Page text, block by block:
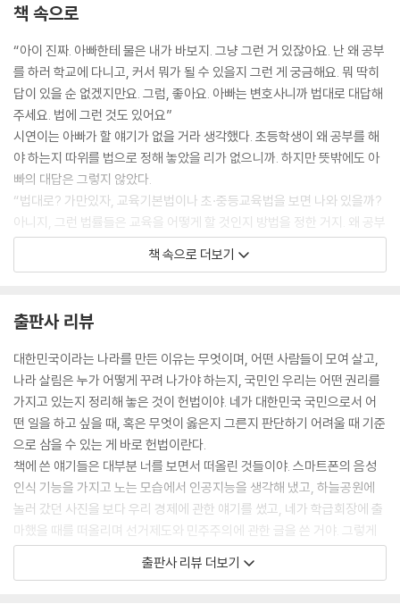
책 속으로
“아이 진짜. 아빠한테 물은 내가 바보지. 그냥 그런 거 있잖아요. 난 왜 공부
를 하러 학교에 다니고, 커서 뭐가 될 수 있을지 그런 게 궁금해요. 뭐 딱히
답이 있을 순 없겠지만요. 그럼, 좋아요. 아빠는 변호사니까 법대로 대답해
주세요. 법에 그런 것도 있어요”
시연이는 아빠가 할 얘기가 없을 거라 생각했다. 초등학생이 왜 공부를 해
야 하는지 따위를 법으로 정해 놓았을 리가 없으니까. 하지만 뜻밖에도 아
빠의 대답은 그렇지 않았다.
“법대로? 가만있자, 교육기본법이나 초·중등교육법을 보면 나와 있을까?
아니지, 그런 법률들은 교육을 어떻게 할 것인지 방법을 정한 거지. 왜 공부
를 하는지는 헌법을 보면 되지. 시연이도 학교에서 헌법에 관해서는 배우
에 나와 있다고요? 그게 무슨 말이죠”
“당연히 나와 있지. 국민의 한 사람으로서 시연이는 행복하게 살 권리가 있
어. 그런데 그러기 위해서는 타고난 능력을 갈고 닦을 수 있는 기회가 주어
져야 하겠지? 그래서 의무교육을 받을 수 있도록 하는 거야. 그것도 무상으
로 말이야. 세상은 빠르게 변하고 있어서 교육은 학교에서 끝나는 게 아니
라 평생 계속 받을 수 있어야 해. 부자 아빠를 만난 사람, 그렇지 못한 사람
도 있겠지만 자기가 하고 싶은 일이 있다면 공부를 해서 할 수 있도록 해주
는 것이 교육이기도 해. 모든 사람이 평등하다고 하는 것도 그렇게 노력해
서 평등해질 수 있는 기회를 줘야 진짜니까. 대한민국은 국민이 나라의 주
인인 민주주의 국가이지. 국민은 선거를 통해 대표자를 뽑아 나라를 운영
하도록 맡기는데, 뭘 알아야 누구를 뽑을지 정하지. 그것도 교육을 받는 이
유가 되겠구나. 누구나 공무원 시험을 치러 공무원이 될 수도 있는데, 그것
도 교육이 뒷받침을 해줘야 하고 말이야.* 어때? 대답이 어느 정도 됐을
책 속으로 더보기
출판사 리뷰
대한민국이라는 나라를 만든 이유는 무엇이며, 어떤 사람들이 모여 살고,
나라 살림은 누가 어떻게 꾸려 나가야 하는지, 국민인 우리는 어떤 권리를
가지고 있는지 정리해 놓은 것이 헌법이야. 네가 대한민국 국민으로서 어
떤 일을 하고 싶을 때, 혹은 무엇이 옳은지 그른지 판단하기 어려울 때 기준
으로 삼을 수 있는 게 바로 헌법이란다.
책에 쓴 얘기들은 대부분 너를 보면서 떠올린 것들이야. 스마트폰의 음성
인식 기능을 가지고 노는 모습에서 인공지능을 생각해 냈고, 하늘공원에
놀러 갔던 사진을 보다 우리 경제에 관한 얘기를 썼고, 네가 학급회장에 출
마했을 때를 떠올리며 선거제도와 민주주의에 관한 글을 쓴 거야. 그렇게
네가 일상생활에서 겪었던 일들을 예로 들어 설명하면 헌법에 대해 이해하
기 편하고 쉬울 거 같아서 말이야.
출판사 리뷰 더보기